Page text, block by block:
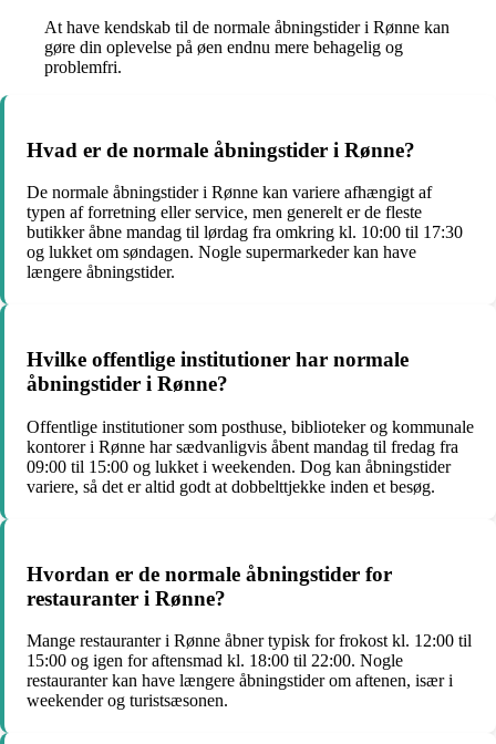
At have kendskab til de normale åbningstider i Rønne kan
gøre din oplevelse på øen endnu mere behagelig og
problemfri.
Hvad er de normale åbningstider i Rønne?
De normale åbningstider i Rønne kan variere afhængigt af
typen af forretning eller service, men generelt er de fleste
butikker åbne mandag til lørdag fra omkring kl. 10:00 til 17:30
og lukket om søndagen. Nogle supermarkeder kan have
længere åbningstider.
Hvilke offentlige institutioner har normale
åbningstider i Rønne?
Offentlige institutioner som posthuse, biblioteker og kommunale
kontorer i Rønne har sædvanligvis åbent mandag til fredag fra
09:00 til 15:00 og lukket i weekenden. Dog kan åbningstider
variere, så det er altid godt at dobbelttjekke inden et besøg.
Hvordan er de normale åbningstider for
restauranter i Rønne?
Mange restauranter i Rønne åbner typisk for frokost kl. 12:00 til
15:00 og igen for aftensmad kl. 18:00 til 22:00. Nogle
restauranter kan have længere åbningstider om aftenen, især i
weekender og turistsæsonen.